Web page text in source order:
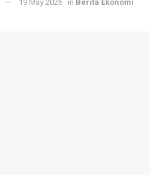
19 May 2026 in Berita Ekonomi